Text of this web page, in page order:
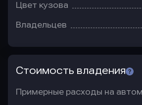
Цвет кузова
Владельцев
Стоимость владения
Примерные расходы на